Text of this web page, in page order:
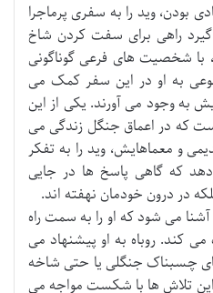
بودن، وید را به سفری پرماجرا
راهی برای سفت کردن شاخ
با شخصیت های فرعی گوناگونی
به او در این سفر کمک می
به وجود می آورند. یکی از این
که در اعماق جنگل زندگی می
و معماهایش، وید را به تفکر
که گاهی پاسخ ها در جایی
در درون خودمان نهفته اند.
می شود که او را به سمت راه
کند. روباه به او پیشنهاد می
چسبناک جنگلی یا حتی شاخه
این تلاش ها با شکست مواجه می